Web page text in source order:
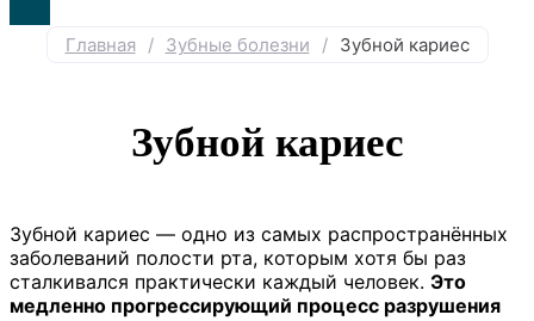
Главная / Зубные болезни / Зубной кариес
Зубной кариес
Зубной кариес — одно из самых распространённых
заболеваний полости рта, которым хотя бы раз
сталкивался практически каждый человек. Это
медленно прогрессирующий процесс разрушения